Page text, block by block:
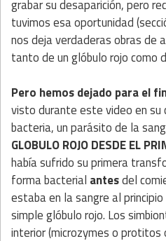
grabar su desaparición, pero
tuvimos esa oportunidad
nos deja verdaderas obras de
tanto de un glóbulo rojo como
Pero hemos dejado para el
visto durante este video en su
bacteria, un parásito de la
GLOBULO ROJO DESDE EL
había sufrido su primera
forma bacterial antesdel
estaba en la sangre al
simple glóbulo rojo. Los
interior (microzymes o